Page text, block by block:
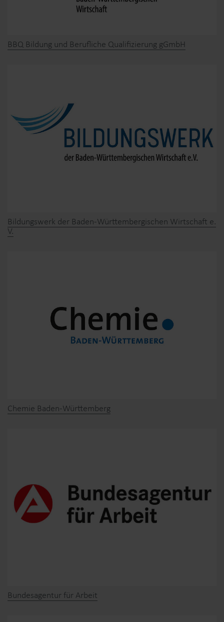
BBQ Bildung und Berufliche Qualifizierung gGmbH
Bildungswerk der Baden-Württembergischen Wirtschaft e.
V.
Chemie Baden-Württemberg
Bundesagentur für Arbeit